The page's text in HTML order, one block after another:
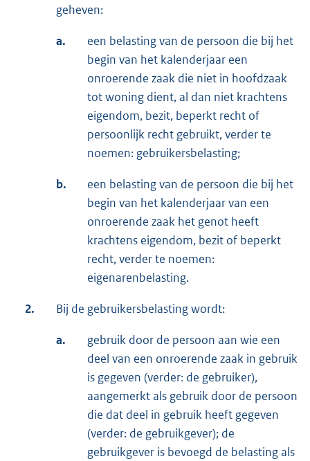
geheven:
a.
een belasting van de persoon die bij het
begin van het kalenderjaar een
onroerende zaak die niet in hoofdzaak
tot woning dient, al dan niet krachtens
eigendom, bezit, beperkt recht of
persoonlijk recht gebruikt, verder te
noemen: gebruikersbelasting;
b.
een belasting van de persoon die bij het
begin van het kalenderjaar van een
onroerende zaak het genot heeft
krachtens eigendom, bezit of beperkt
recht, verder te noemen:
eigenarenbelasting.
2. Bij de gebruikersbelasting wordt:
a.
gebruik door de persoon aan wie een
deel van een onroerende zaak in gebruik
is gegeven (verder: de gebruiker),
aangemerkt als gebruik door de persoon
die dat deel in gebruik heeft gegeven
(verder: de gebruikgever); de
gebruikgever is bevoegd de belasting als